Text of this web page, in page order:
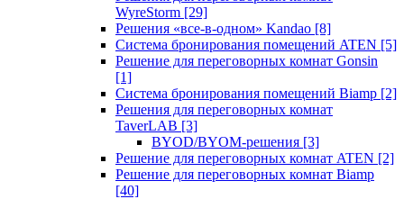
WyreStorm [29]
Решения «все-в-одном» Kandao [8]
Система бронирования помещений ATEN [5]
Решение для переговорных комнат Gonsin
[1]
Система бронирования помещений Biamp [2]
Решения для переговорных комнат
TaverLAB [3]
BYOD/BYOM-решения [3]
Решение для переговорных комнат ATEN [2]
Решение для переговорных комнат Biamp
[40]